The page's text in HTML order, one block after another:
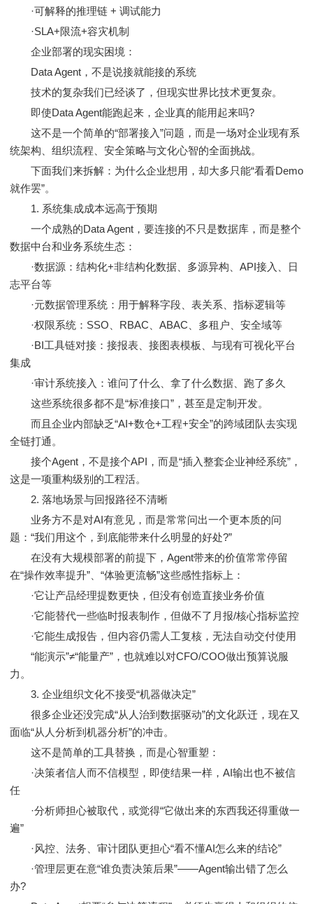
·可解释的推理链 + 调试能力
·SLA+限流+容灾机制
企业部署的现实困境：
Data Agent，不是说接就能接的系统
技术的复杂我们已经谈了，但现实世界比技术更复杂。
即使Data Agent能跑起来，企业真的能用起来吗?
这不是一个简单的“部署接入”问题，而是一场对企业现有系
统架构、组织流程、安全策略与文化心智的全面挑战。
下面我们来拆解：为什么企业想用，却大多只能“看看Demo
就作罢”。
1. 系统集成成本远高于预期
一个成熟的Data Agent，要连接的不只是数据库，而是整个
数据中台和业务系统生态：
·数据源：结构化+非结构化数据、多源异构、API接入、日
志平台等
·元数据管理系统：用于解释字段、表关系、指标逻辑等
·权限系统：SSO、RBAC、ABAC、多租户、安全域等
·BI工具链对接：接报表、接图表模板、与现有可视化平台
集成
·审计系统接入：谁问了什么、拿了什么数据、跑了多久
这些系统很多都不是“标准接口”，甚至是定制开发。
而且企业内部缺乏“AI+数仓+工程+安全”的跨域团队去实现
全链打通。
接个Agent，不是接个API，而是“插入整套企业神经系统”，
这是一项重构级别的工程活。
2. 落地场景与回报路径不清晰
业务方不是对AI有意见，而是常常问出一个更本质的问
题：“我们用这个，到底能带来什么明显的好处?”
在没有大规模部署的前提下，Agent带来的价值常常停留
在“操作效率提升”、“体验更流畅”这些感性指标上：
·它让产品经理提数更快，但没有创造直接业务价值
·它能替代一些临时报表制作，但做不了月报/核心指标监控
·它能生成报告，但内容仍需人工复核，无法自动交付使用
“能演示”≠“能量产”，也就难以对CFO/COO做出预算说服
力。
3. 企业组织文化不接受“机器做决定”
很多企业还没完成“从人治到数据驱动”的文化跃迁，现在又
面临“从人分析到机器分析”的冲击。
这不是简单的工具替换，而是心智重塑：
·决策者信人而不信模型，即使结果一样，AI输出也不被信
任
·分析师担心被取代，或觉得“它做出来的东西我还得重做一
遍”
·风控、法务、审计团队更担心“看不懂AI怎么来的结论”
·管理层更在意“谁负责决策后果”——Agent输出错了怎么
办?